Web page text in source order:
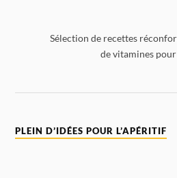
Sélection de recettes
de vitamines
PLEIN D’IDÉES POUR L’APÉRITIF